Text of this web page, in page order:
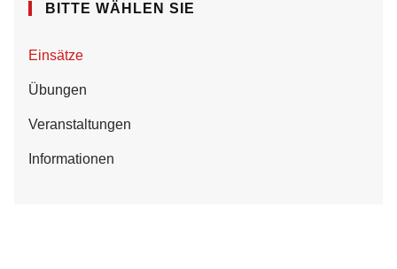
BITTE WÄHLEN SIE
Einsätze
Übungen
Veranstaltungen
Informationen